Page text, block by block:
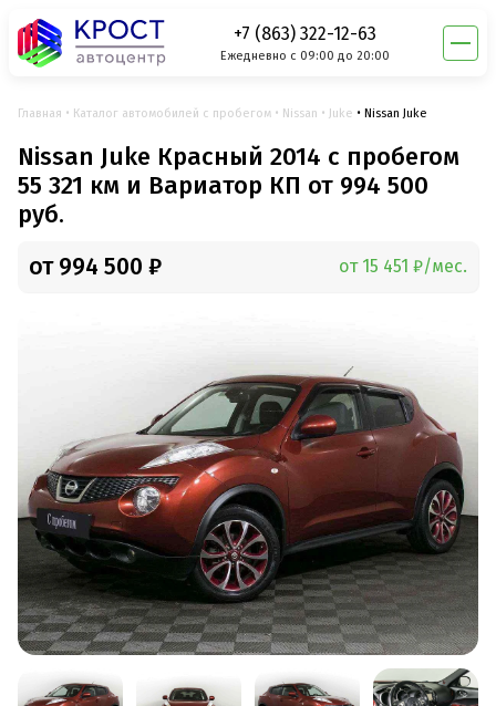
+7 (863) 322-12-63
Ежедневно с 09:00 до 20:00
Главная Каталог автомобилей с пробегом Nissan Juke Nissan Juke
Nissan Juke Красный 2014 с пробегом
55 321 км и Вариатор КП от 994 500
руб.
от 994 500 ₽ от 15 451 ₽/мес.